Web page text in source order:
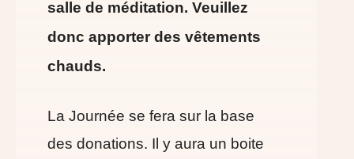
salle de méditation. Veuillez
donc apporter des vêtements
chauds.
La Journée se fera sur la base
des donations. Il y aura un boite